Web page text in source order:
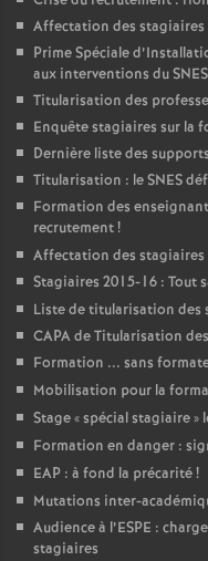
Affectation des stagiaires
Prime Spéciale
aux interventions duSNES
Titularisation des
Enquête stagiaires sur la
Dernière liste des
Titularisation : leSNES
Formation des
recrutement!
Affectation des stagiaires
Stagiaires 2015-16 : Tout
Liste de titularisation des
CAPAde Titularisation
Formation ... sans
Mobilisation pour la
Stage «spécial stagiaire»
Formation en danger :
EAP : à fond la précarité!
Mutations inter-
Audience à l’ESPE :
stagiaires